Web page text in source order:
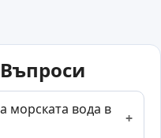
морската вода в